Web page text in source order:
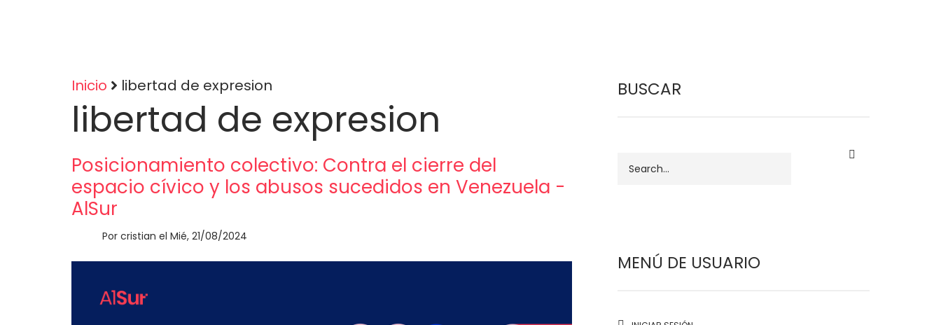
Sobrescribir
enlaces
de
ayuda
a
Inicio libertad de expresion
libertad de expresion
Posicionamiento colectivo: Contra el cierre del
espacio cívico y los abusos sucedidos en Venezuela -
AlSur
Por cristian el Mié, 21/08/2024
BUSCAR
Buscar
MENÚ DE USUARIO